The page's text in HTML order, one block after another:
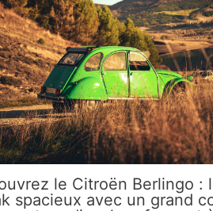
le Citroën Berlingo :
spacieux avec un grand